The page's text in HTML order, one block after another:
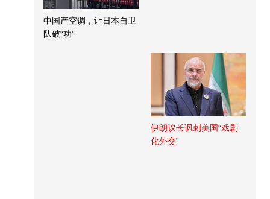
中国产空调，让日本自卫
队破“功”
伊朗议长讽刺美国“戏剧
化外交”